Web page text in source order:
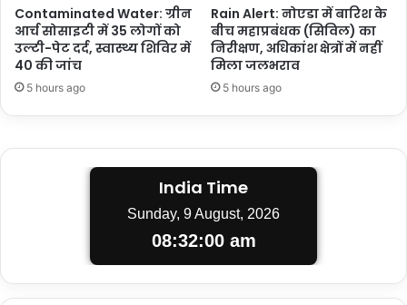
Contaminated Water: ग्रीन
आर्च सोसाइटी में 35 लोगों को
उल्टी-पेट दर्द, स्वास्थ्य शिविर में
40 की जांच
5 hours ago
Rain Alert: नोएडा में बारिश के
बीच महाप्रबंधक (सिविल) का
निरीक्षण, अधिकांश क्षेत्रों में नहीं
मिला जलभराव
5 hours ago
India Time
Sunday, 9 August, 2026
08:32:00 am